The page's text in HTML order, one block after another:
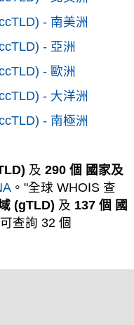
- 南美洲
- 亞洲
- 歐洲
- 大洋洲
- 南極洲
及 290 個 國家及
。"全球 WHOIS 查
(gTLD) 及 137 個 國
查詢 32 個